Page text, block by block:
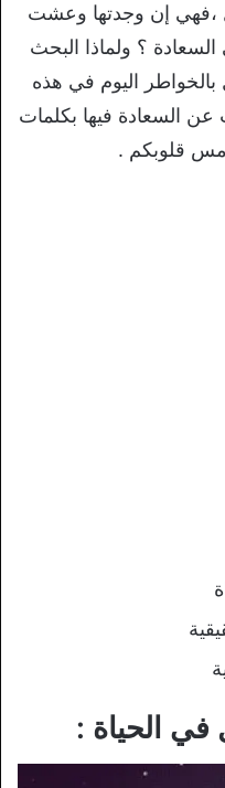
،فهي إن وجدتها وعشت
؟ ولماذا البحث
اليوم في هذه
عن السعادة فيها بكلمات
قلوبكم .
الحياة :